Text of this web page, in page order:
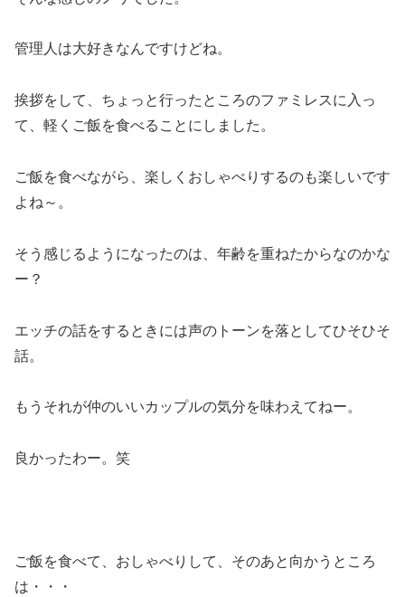
管理人は大好きなんですけどね。
挨拶をして、ちょっと行ったところのファミレスに入っ
て、軽くご飯を食べることにしました。
ご飯を食べながら、楽しくおしゃべりするのも楽しいです
よね～。
そう感じるようになったのは、年齢を重ねたからなのかな
ー？
エッチの話をするときには声のトーンを落としてひそひそ
話。
もうそれが仲のいいカップルの気分を味わえてねー。
良かったわー。笑
ご飯を食べて、おしゃべりして、そのあと向かうところ
は・・・